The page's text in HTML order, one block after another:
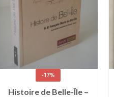
-17%
Histoire de Belle-Île –